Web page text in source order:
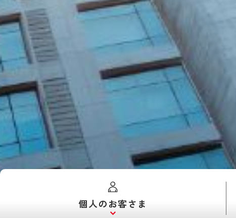
個人のお客さま